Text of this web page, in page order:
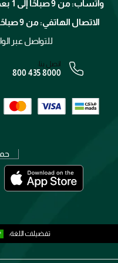
برنامج الولاء ميوز
الوظائف
الشروط و الأحكام
رقم السجل التجاري: 7013320481 — صادر من وزارة التجارة
واتساب: من 9 صباحًا إلى 1 بعد منتصف الليل (من الإثنين إلى الأحد)
الاتصال الهاتفي: من 9 صباحًا إلى 10 مساءً (من الإثنين إلى الأحد)
للتواصل عبر
اتصل بنا:
800 435 8000
تفضيلات اللغة: